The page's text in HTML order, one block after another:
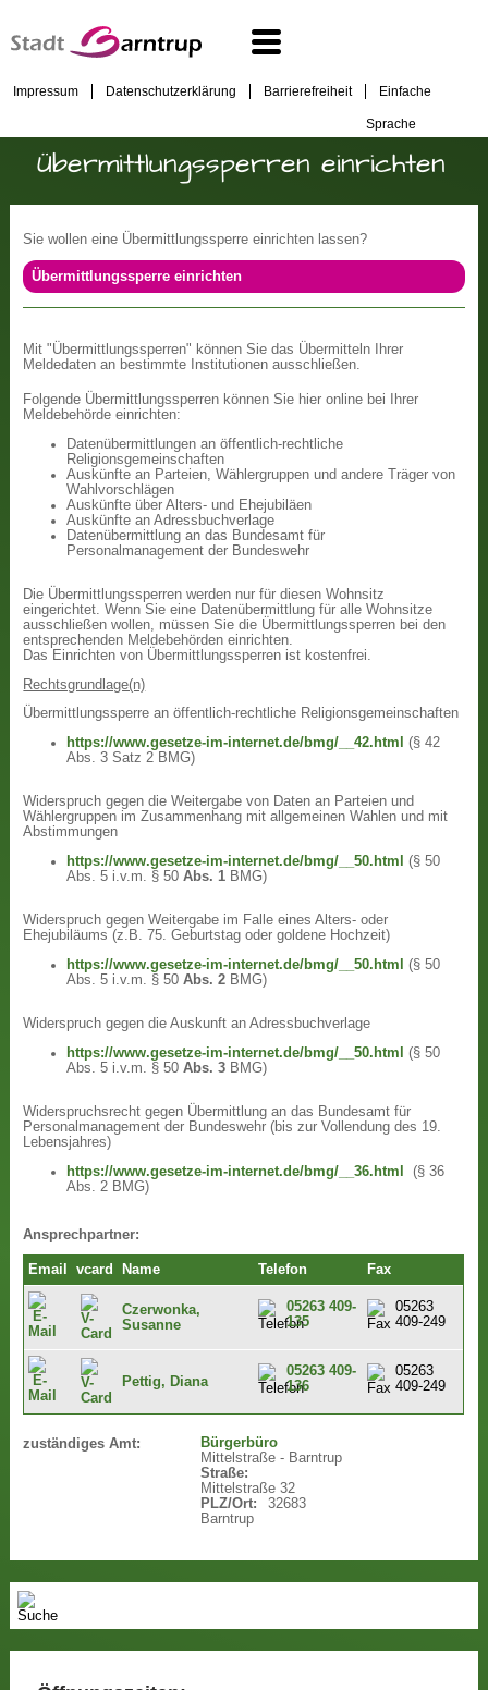
Impressum Datenschutzerklärung Barrierefreiheit Einfache
Sprache
Übermittlungssperren einrichten
Sie wollen eine Übermittlungssperre einrichten lassen?
Übermittlungssperre einrichten
Mit "Übermittlungssperren" können Sie das Übermitteln Ihrer
Meldedaten an bestimmte Institutionen ausschließen.
Folgende Übermittlungssperren können Sie hier online bei Ihrer
Meldebehörde einrichten:
Datenübermittlungen an öffentlich-rechtliche
Religionsgemeinschaften
Auskünfte an Parteien, Wählergruppen und andere Träger von
Wahlvorschlägen
Auskünfte über Alters- und Ehejubiläen
Auskünfte an Adressbuchverlage
Datenübermittlung an das Bundesamt für
Personalmanagement der Bundeswehr
Die Übermittlungssperren werden nur für diesen Wohnsitz
eingerichtet. Wenn Sie eine Datenübermittlung für alle Wohnsitze
ausschließen wollen, müssen Sie die Übermittlungssperren bei den
entsprechenden Meldebehörden einrichten.
Das Einrichten von Übermittlungssperren ist kostenfrei.
Rechtsgrundlage(n)
Übermittlungssperre an öffentlich-rechtliche Religionsgemeinschaften
https://www.gesetze-im-internet.de/bmg/__42.html
(§ 42
Abs. 3 Satz 2 BMG)
Widerspruch gegen die Weitergabe von Daten an Parteien und
Wählergruppen im Zusammenhang mit allgemeinen Wahlen und mit
Abstimmungen
https://www.gesetze-im-internet.de/bmg/__50.html
(§ 50
Abs. 5 i.v.m. § 50Abs. 1 BMG)
Widerspruch gegen Weitergabe im Falle eines Alters- oder
Ehejubiläums (z.B. 75. Geburtstag oder goldene Hochzeit)
https://www.gesetze-im-internet.de/bmg/__50.html
(§ 50
Abs. 5 i.v.m. § 50Abs. 2 BMG)
Widerspruch gegen die Auskunft an Adressbuchverlage
https://www.gesetze-im-internet.de/bmg/__50.html
(§ 50
Abs. 5 i.v.m. § 50Abs. 3 BMG)
Widerspruchsrecht gegen Übermittlung an das Bundesamt für
Personalmanagement der Bundeswehr (bis zur Vollendung des 19.
Lebensjahres)
https://www.gesetze-im-internet.de/bmg/__36.html
(§ 36
Abs. 2 BMG)
Ansprechpartner:
Email vcard Name Telefon Fax
Czerwonka,
Susanne
05263 409-
135
05263
409-249
Pettig, Diana
05263 409-
136
05263
409-249
zuständiges Amt:
Bürgerbüro
Mittelstraße - Barntrup
Straße:
Mittelstraße 32
PLZ/Ort:
32683
Barntrup